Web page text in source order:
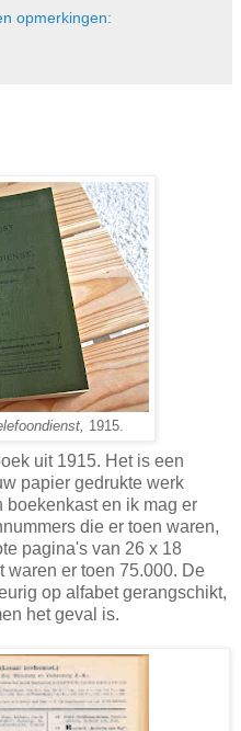
opmerkingen:
1915.
uit 1915. Het is een
papier gedrukte werk
boekenkast en ik mag er
die er toen waren,
pagina's van 26 x 18
waren er toen 75.000. De
op alfabet gerangschikt,
het geval is.